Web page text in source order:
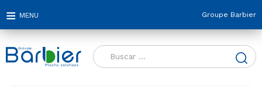
Groupe Barbier
Buscar: